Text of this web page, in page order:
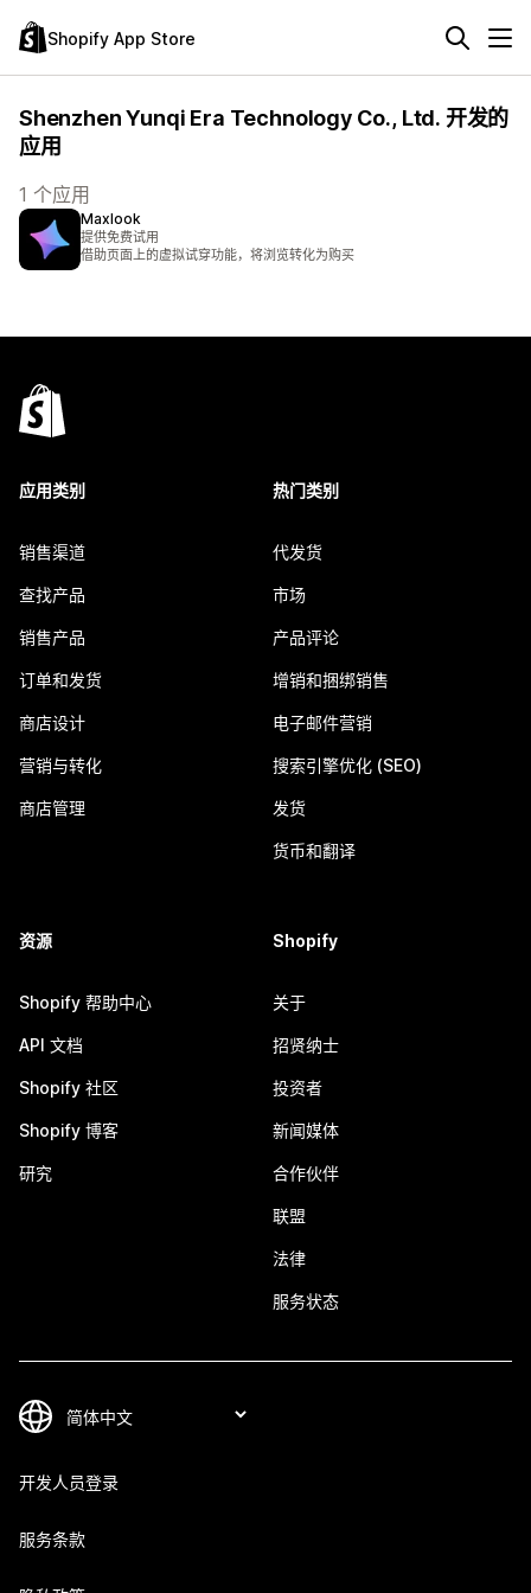
Shopify App Store
Shenzhen Yunqi Era Technology Co., Ltd. 开发的
应用
1 个应用
Maxlook
提供免费试用
借助页面上的虚拟试穿功能，将浏览转化为购买
应用类别
销售渠道
查找产品
销售产品
订单和发货
商店设计
营销与转化
商店管理
热门类别
代发货
市场
产品评论
增销和捆绑销售
电子邮件营销
搜索引擎优化 (SEO)
发货
货币和翻译
资源
Shopify 帮助中心
API 文档
Shopify 社区
Shopify 博客
研究
Shopify
关于
招贤纳士
投资者
新闻媒体
合作伙伴
联盟
法律
服务状态
开发人员登录
服务条款